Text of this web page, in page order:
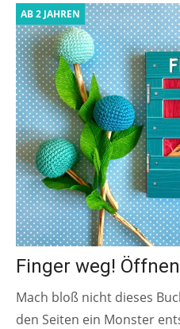
AB 2 JAHREN
Finger weg!
Mach bloß nicht dieses
den Seiten ein Monster